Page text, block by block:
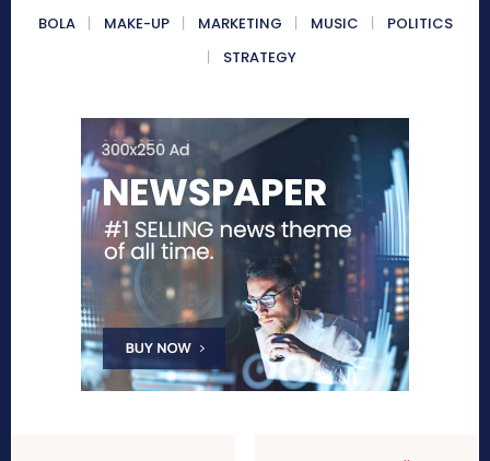
BOLA MAKE-UP MARKETING MUSIC
POLITICS
STRATEGY